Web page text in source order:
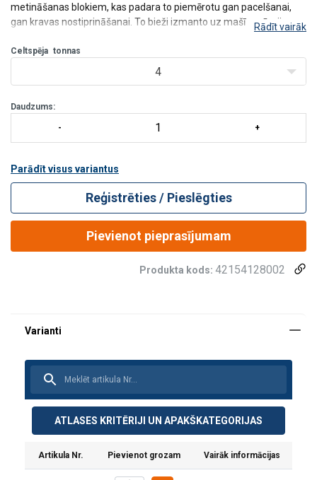
metināšanas blokiem, kas padara to piemērotu gan pacelšanai,
gan kravas nostiprināšanai. To bieži izmanto uz mašīnu rāmjiem,
unikālajam dizainam, nav nepieciešams veikt prec
Rādīt vairāk
Celtspēja tonnas
4
Daudzums:
Parādīt visus variantus
Reģistrēties / Pieslēgties
Pievienot pieprasījumam
Produkta kods: 42154128002
ATLASES KRITĒRIJI UN APAKŠKATEGORIJAS
Artikula Nr. Pievienot grozam Vairāk informācijas